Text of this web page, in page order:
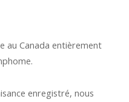
au Canada entièrement
enregistré, nous